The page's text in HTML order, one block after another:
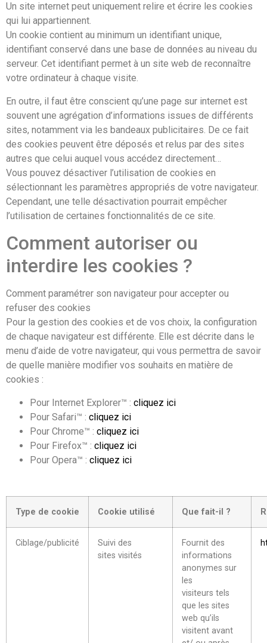
Un site internet peut uniquement relire et écrire les cookies
qui lui appartiennent.
Un cookie contient au minimum un identifiant unique,
identifiant conservé dans une base de données au niveau du
serveur. Cet identifiant permet à un site web de reconnaître
votre ordinateur à chaque visite.
En outre, il faut être conscient qu’une page sur internet est
souvent une agrégation d’informations issues de différents
sites, notamment via les bandeaux publicitaires. De ce fait
des cookies peuvent être déposés et relus par des sites
autres que celui auquel vous accédez directement…
Vous pouvez désactiver l’utilisation de cookies en
sélectionnant les paramètres appropriés de votre navigateur.
Cependant, une telle désactivation pourrait empêcher
l’utilisation de certaines fonctionnalités de ce site.
Comment autoriser ou
interdire les cookies ?
Comment paramétrer son navigateur pour accepter ou
refuser des cookies
Pour la gestion des cookies et de vos choix, la configuration
de chaque navigateur est différente. Elle est décrite dans le
menu d’aide de votre navigateur, qui vous permettra de savoir
de quelle manière modifier vos souhaits en matière de
cookies :
Pour Internet Explorer™ : cliquez ici
Pour Safari™ : cliquez ici
Pour Chrome™ : cliquez ici
Pour Firefox™ : cliquez ici
Pour Opera™ : cliquez ici
Type de cookie Cookie utilisé Que fait-il ?
Ciblage/publicité
Suivi des
sites visités
Fournit des
informations
anonymes sur
les
visiteurs tels
que les sites
web qu’ils
visitent avant